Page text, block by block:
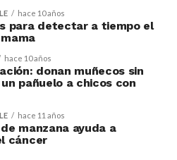
hace 10 años
para detectar a tiempo el
hace 10 años
donan muñecos sin
pañuelo a chicos con
hace 11 años
manzana ayuda a
cáncer